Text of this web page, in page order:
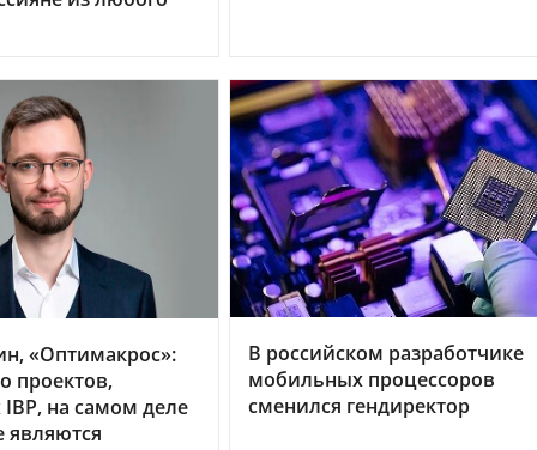
«Оптимакрос»:
проектов,
на самом деле
являются
В российском разработчике
мобильных процессоров
сменился гендиректор